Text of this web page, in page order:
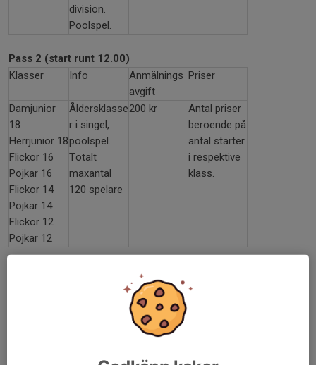
division.
Poolspel.
Pass 2 (start runt 12.00)
Klasser
Info
Anmälnings
avgift
Priser
Damjunior
18
Herrjunior 18
Flickor 16
Pojkar 16
Flickor 14
Pojkar 14
Flickor 12
Pojkar 12
Åldersklasse
r i singel,
poolspel.
Totalt
maxantal
120 spelare
200 kr
Antal priser
beroende på
antal starter
i respektive
klass.
Anmälnings
avgift
Priser
200